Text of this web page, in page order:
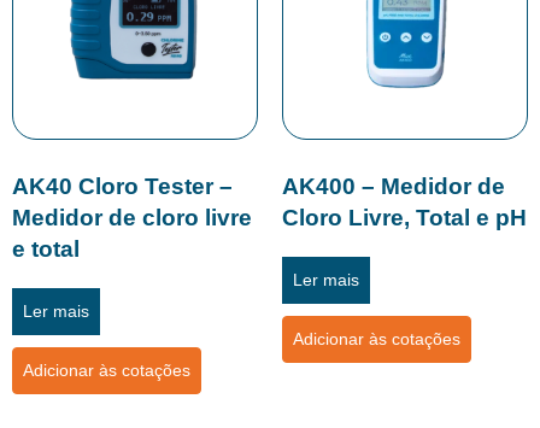
AK40 Cloro Tester –
Medidor de cloro livre
e total
Ler mais
Adicionar às cotações
AK400 – Medidor de
Cloro Livre, Total e pH
Ler mais
Adicionar às cotações